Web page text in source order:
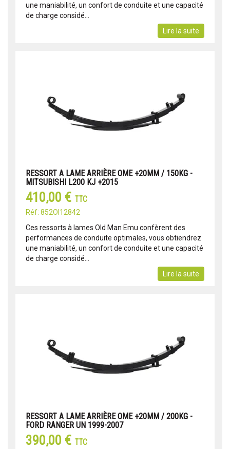
une maniabilité, un confort de conduite et une capacité
de charge considé...
Lire la suite
RESSORT A LAME ARRIÈRE OME +20MM / 150KG -
MITSUBISHI L200 KJ +2015
410,00 € TTC
Réf: 852OI12842
Ces ressorts à lames Old Man Emu confèrent des
performances de conduite optimales, vous obtiendrez
une maniabilité, un confort de conduite et une capacité
de charge considé...
Lire la suite
RESSORT A LAME ARRIÈRE OME +20MM / 200KG -
FORD RANGER UN 1999-2007
390,00 € TTC